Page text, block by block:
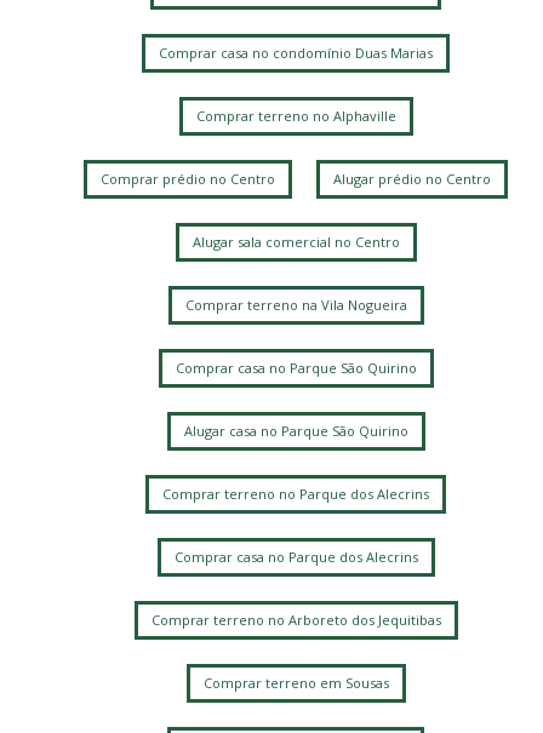
Comprar casa no condomínio Duas Marias
Comprar terreno no Alphaville
Comprar prédio no Centro Alugar prédio no Centro
Alugar sala comercial no Centro
Comprar terreno na Vila Nogueira
Comprar casa no Parque São Quirino
Alugar casa no Parque São Quirino
Comprar terreno no Parque dos Alecrins
Comprar casa no Parque dos Alecrins
Comprar terreno no Arboreto dos Jequitibas
Comprar terreno em Sousas